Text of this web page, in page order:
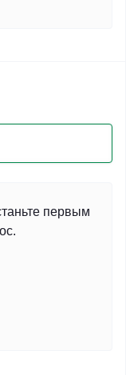
первым